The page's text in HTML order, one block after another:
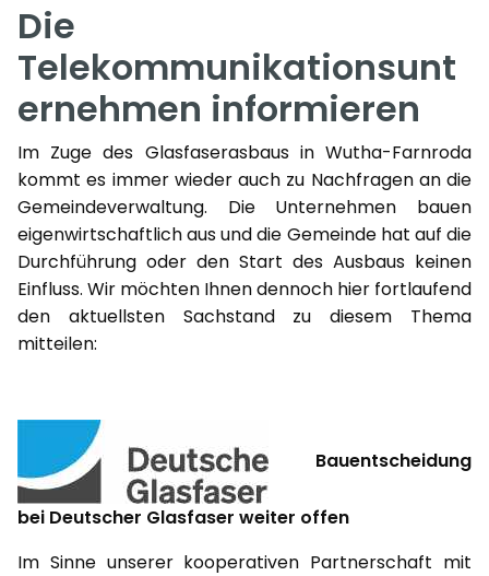
Die
Telekommunikationsunt
ernehmen informieren
Im Zuge des Glasfaserasbaus in Wutha-Farnroda
kommt es immer wieder auch zu Nachfragen an die
Gemeindeverwaltung. Die Unternehmen bauen
eigenwirtschaftlich aus und die Gemeinde hat auf die
Durchführung oder den Start des Ausbaus keinen
Einfluss. Wir möchten Ihnen dennoch hier fortlaufend
den aktuellsten Sachstand zu diesem Thema
mitteilen:
Bauentscheidung
bei Deutscher Glasfaser weiter offen
Im Sinne unserer kooperativen Partnerschaft mit